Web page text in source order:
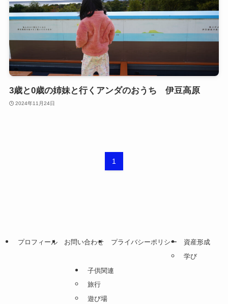
3歳と0歳の姉妹と行くアンダのおうち 伊豆高原
2024年11月24日
1
プロフィール お問い合わせ プライバシーポリシー
資産形成
学び
子供関連
旅行
遊び場